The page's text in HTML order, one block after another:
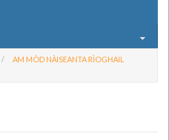
AM MÒD NÀISEANTA RÌOGHAIL